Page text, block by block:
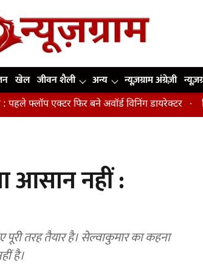
खेल जीवन शैली अन्य न्यूज़ग्राम अंग्रेज़ी
एक्टर फिर बने अवॉर्ड विनिंग डायरेक्टर मिडिल
आसान नहीं :
पूरी तरह तैयार है। सेल्वाकुमार का कहना
है।